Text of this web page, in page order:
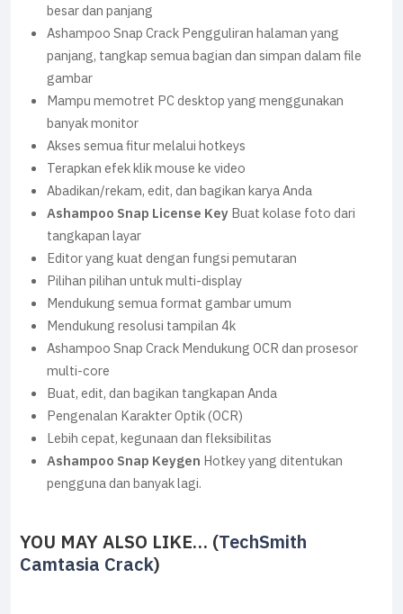
besar dan panjang
Ashampoo Snap Crack Pengguliran halaman yang
panjang, tangkap semua bagian dan simpan dalam file
gambar
Mampu memotret PC desktop yang menggunakan
banyak monitor
Akses semua fitur melalui hotkeys
Terapkan efek klik mouse ke video
Abadikan/rekam, edit, dan bagikan karya Anda
Ashampoo Snap License KeyBuat kolase foto dari
tangkapan layar
Editor yang kuat dengan fungsi pemutaran
Pilihan pilihan untuk multi-display
Mendukung semua format gambar umum
Mendukung resolusi tampilan 4k
Ashampoo Snap Crack Mendukung OCR dan prosesor
multi-core
Buat, edit, dan bagikan tangkapan Anda
Pengenalan Karakter Optik (OCR)
Lebih cepat, kegunaan dan fleksibilitas
Ashampoo Snap Keygen Hotkey yang ditentukan
pengguna dan banyak lagi.
YOU MAY ALSO LIKE… (TechSmith
Camtasia Crack)